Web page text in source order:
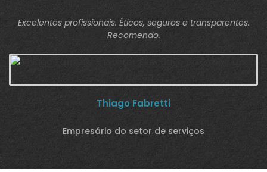
Excelentes profissionais. Éticos, seguros e transparentes.
Recomendo.
Thiago Fabretti
Empresário do setor de serviços